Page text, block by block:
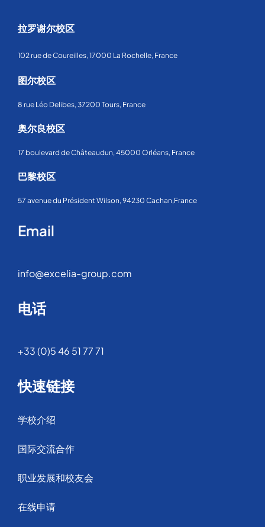
拉罗谢尔校区
102 rue de Coureilles, 17000 La Rochelle, France
图尔校区
8 rue Léo Delibes, 37200 Tours, France
奥尔良校区
17 boulevard de Châteaudun, 45000 Orléans, France
巴黎校区
57 avenue du Président Wilson, 94230 Cachan,France
Email
info@excelia-group.com
电话
+33 (0)5 46 51 77 71
快速链接
学校介绍
国际交流合作
职业发展和校友会
在线申请